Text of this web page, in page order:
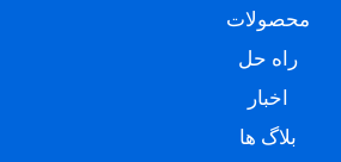
محصولات
راه حل
اخبار
بلاگ ها